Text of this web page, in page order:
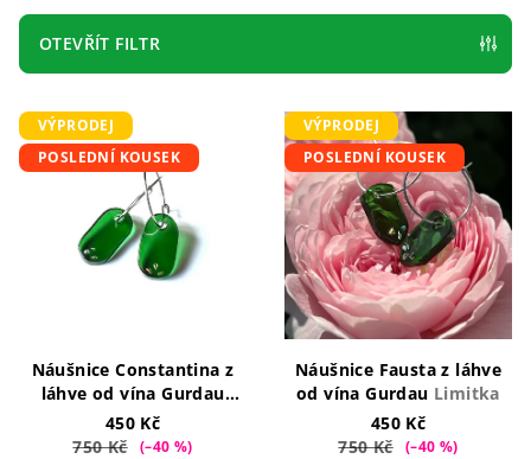
r
o
d
u
OTEVŘÍT FILTR
V
ý
p
VÝPRODEJ
POSLEDNÍ KOUSEK
Náušnice Constantina z
láhve od vína Gurdau
Limitka
450 Kč
750 Kč
(–40 %)
VÝPRODEJ
POSLEDNÍ KOUSEK
Náušnice Fausta z láhve
od vína Gurdau Limitka
450 Kč
750 Kč
(–40 %)